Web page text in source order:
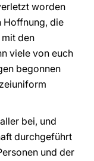
worden
Hoffnung, die
den
viele von euch
begonnen
bei, und
durchgeführt
und der